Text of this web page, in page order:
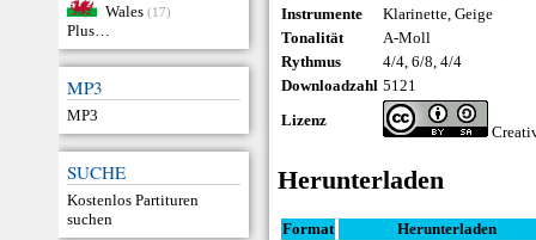
Wales (17)
Plus…
MP3
MP3
SUCHE
Kostenlos Partituren
suchen
Instrumente
Klarinette,Geige
Tonalität
A-Moll
Rythmus
4/4, 6/8, 4/4
Downloadzahl 5121
Lizenz
Herunterladen
Format
Herunterladen